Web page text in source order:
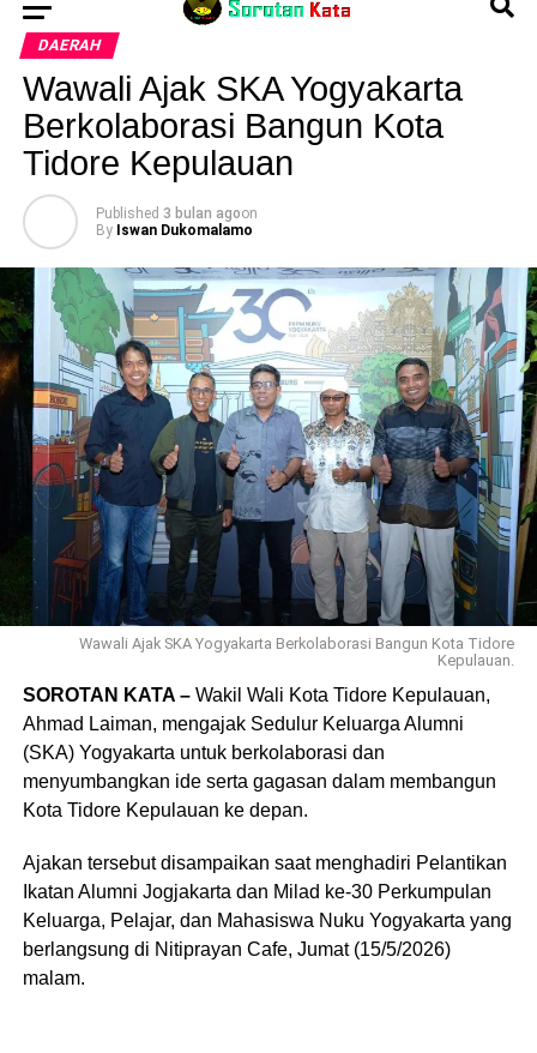
DAERAH
Wawali Ajak SKA Yogyakarta
Berkolaborasi Bangun Kota
Tidore Kepulauan
Published 3 bulan agoon
By Iswan Dukomalamo
Wawali Ajak SKA Yogyakarta Berkolaborasi Bangun Kota Tidore
Kepulauan.
SOROTAN KATA –Wakil Wali Kota Tidore Kepulauan,
Ahmad Laiman, mengajak Sedulur Keluarga Alumni
(SKA) Yogyakarta untuk berkolaborasi dan
menyumbangkan ide serta gagasan dalam membangun
Kota Tidore Kepulauan ke depan.
Ajakan tersebut disampaikan saat menghadiri Pelantikan
Ikatan Alumni Jogjakarta dan Milad ke-30 Perkumpulan
Keluarga, Pelajar, dan Mahasiswa Nuku Yogyakarta yang
berlangsung di Nitiprayan Cafe, Jumat (15/5/2026)
malam.